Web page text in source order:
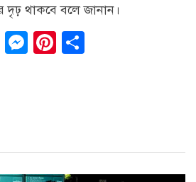
দৃঢ় থাকবে বলে জানান।
Telegram
Messenger
Pinterest